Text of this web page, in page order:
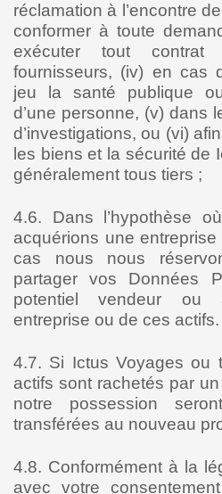
réclamation à l’encontre
conformer à toute
exécuter tout
fournisseurs, (iv) en cas
jeu la santé publique
d’une personne, (v) dans
d’investigations, ou (vi)
les biens et la sécurité de
généralement tous tiers ;
4.6. Dans l’hypothèse
acquérions une
cas nous nous
partager vos Données
potentiel vendeur ou
entreprise ou de ces actifs.
4.7. Si Ictus Voyages ou
actifs sont rachetés par
notre possession
transférées au nouveau
4.8. Conformément à la
avec votre